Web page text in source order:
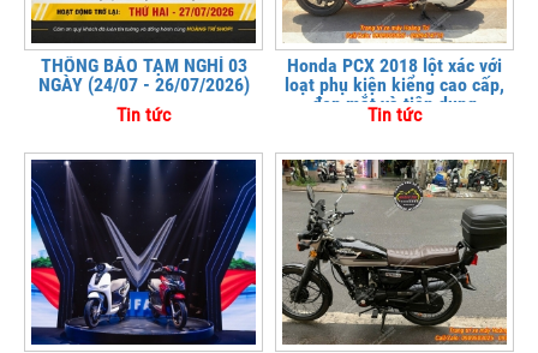
THÔNG BÁO TẠM NGHỈ 03
NGÀY (24/07 - 26/07/2026)
Tin tức
Honda PCX 2018 lột xác với
loạt phụ kiện kiểng cao cấp,
đẹp mắt và tiện dụng
Tin tức